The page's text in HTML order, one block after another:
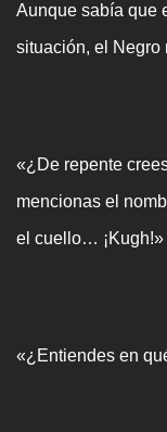
Aunque sabía que
situación, el Negro
«¿De repente
mencionas el
el cuello… ¡Kugh!»
«¿Entiendes en